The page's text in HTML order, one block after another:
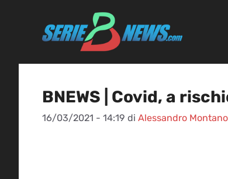
BNEWS | Covid, a
16/03/2021 - 14:19 di Alessandro Montano